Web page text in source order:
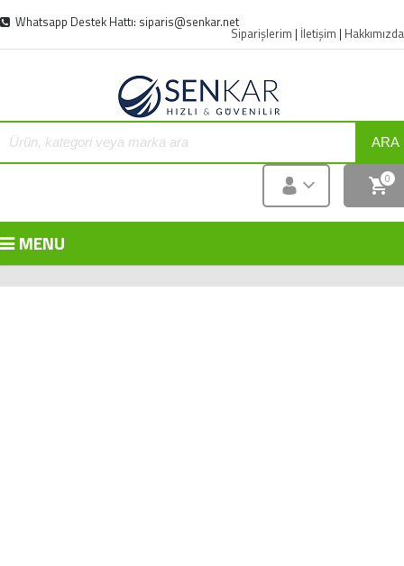
Whatsapp Destek Hattı: siparis@senkar.net
Siparişlerim | İletişim | Hakkımızda
ARA
0
MENU